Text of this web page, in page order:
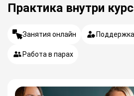
Практика внутри
Занятия онлайн
Работа в парах